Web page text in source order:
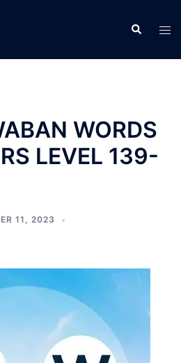
Cari
WORDS
LEVEL 139-
11, 2023